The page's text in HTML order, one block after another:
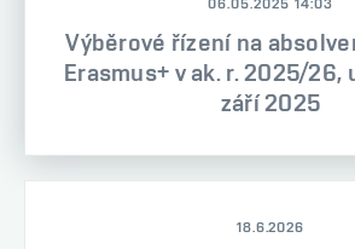
06.05.2025 14:03
Výběrové řízení na
Erasmus+ v ak. r. 2025/26,
září 2025
18.6.2026